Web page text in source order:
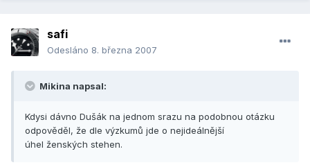
safi
Odesláno 8. března 2007
Mikina napsal:
Kdysi dávno Dušák na jednom srazu na podobnou otázku
odpověděl, že dle výzkumů jde o nejideálnější
úhel ženských stehen.